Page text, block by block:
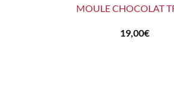
MOULE CHOCOLAT
19,00€